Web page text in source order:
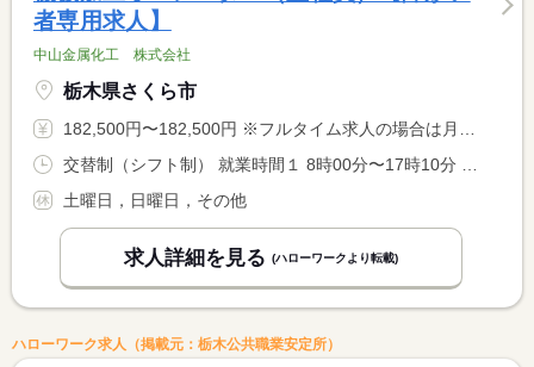
者専用求人】
中山金属化工 株式会社
栃木県さくら市
182,500円〜182,500円 ※フルタイム求人の場合は月額（換算額）、パート求人の場合は時間額を表示しています。
土曜日，日曜日，その他
求人詳細を見る (ハローワークより転載)
ハローワーク求人（掲載元：栃木公共職業安定所）